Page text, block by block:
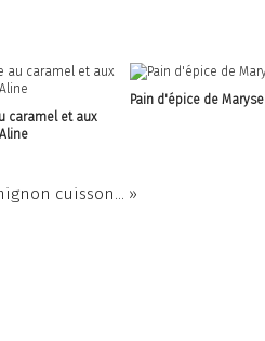
caramel et aux
Pain d'épice de Maryse
cuisson... »